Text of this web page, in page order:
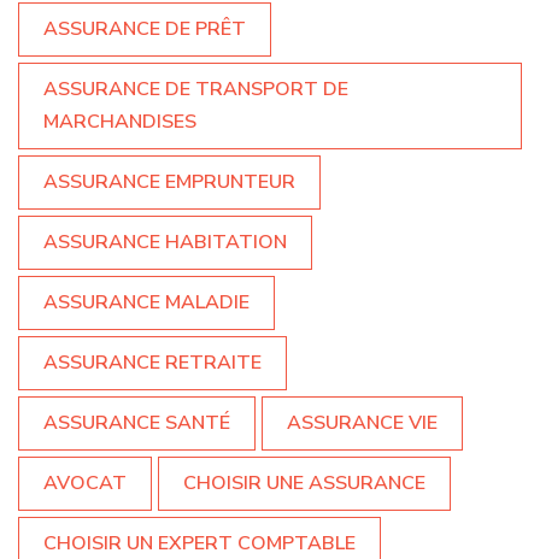
ASSURANCE DE PRÊT
ASSURANCE DE TRANSPORT DE
MARCHANDISES
ASSURANCE EMPRUNTEUR
ASSURANCE HABITATION
ASSURANCE MALADIE
ASSURANCE RETRAITE
ASSURANCE SANTÉ ASSURANCE VIE
AVOCAT CHOISIR UNE ASSURANCE
CHOISIR UN EXPERT COMPTABLE